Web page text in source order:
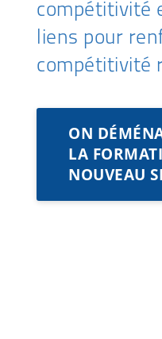
compétitivité
liens pour
compétitivité
ON
LA
NOUVEAU